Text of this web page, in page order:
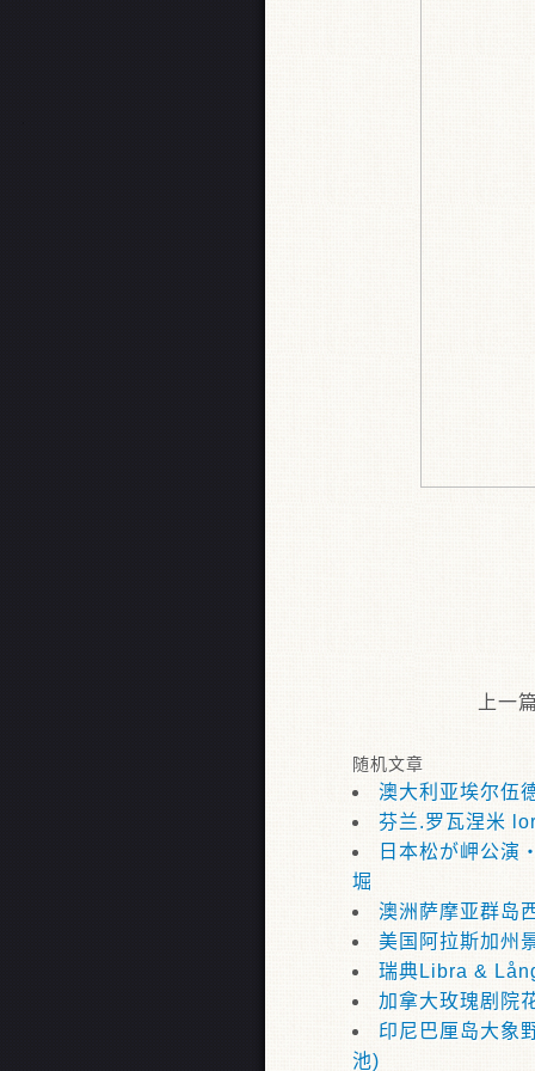
上一
随机文章
澳大利亚埃尔伍
芬兰.罗瓦涅米
日本松が岬公演
堀
澳洲萨摩亚群岛
美国阿拉斯加州
瑞典Libra &
加拿大玫瑰剧院
印尼巴厘岛大象
池)